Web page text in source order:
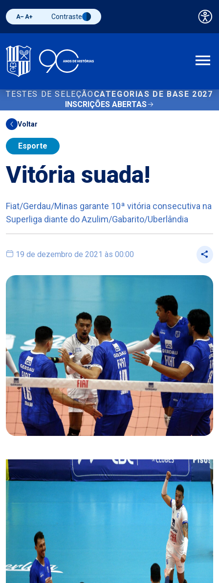
Diminuir fonte
Aumentar fonteAlternar contraste
Contraste
TESTES DE SELEÇÃO CATEGORIAS DE BASE 2027
INSCRIÇÕES ABERTAS
Voltar
Esporte
Vitória suada!
Fiat/Gerdau/Minas garante 10ª vitória consecutiva na
Superliga diante do Azulim/Gabarito/Uberlândia
19 de dezembro de 2021 às 00:00